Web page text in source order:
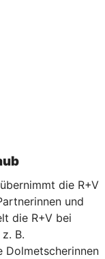
die R+V
und
die R+V bei
B.
Dolmetscherinnen